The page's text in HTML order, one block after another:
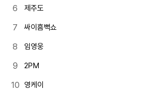
제주도
싸이흠뻑쇼
임영웅
2PM
영케이